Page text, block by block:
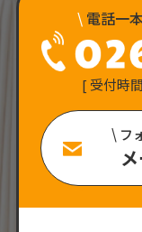
\ 電話一
[ 受付時
\ フ